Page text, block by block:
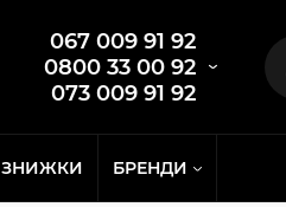
067 009 91 92
0800 33 00 92
073 009 91 92
ЗНИЖКИ БРЕНДИ